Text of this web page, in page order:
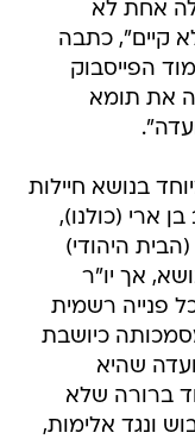
אחת לא
קיים", כתבה
הפייסבוק
את תומא
בנושא חיילות
ארי (כולנו),
היהודי)
אך יו"ר
פנייה רשמית
כיושבת
שהיא
ברורה שלא
ונגד אלימות,